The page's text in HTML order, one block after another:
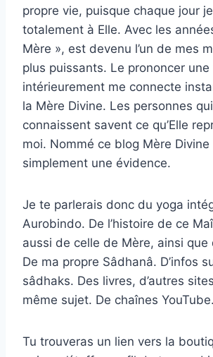
propre vie, puisque chaque jour je
totalement à Elle. Avec les
Mère », est devenu l’un de mes
plus puissants. Le prononcer une
intérieurement me connecte
la Mère Divine. Les personnes
connaissent savent ce qu’Elle
moi. Nommé ce blog Mère
simplement une évidence.
Je te parlerais donc du yoga
Aurobindo. De l’histoire de ce
aussi de celle de Mère, ainsi que
De ma propre Sâdhanâ. D’infos
sâdhaks. Des livres, d’autres
même sujet. De chaînes YouTube.
Tu trouveras un lien vers la